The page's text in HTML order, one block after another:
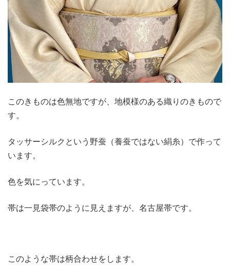
このきものは色無地ですが、地模様のある織りのきもので
す。
タッサーシルクという野蚕（養蚕ではない絹糸）で作って
います。
色を気にっています。
帯は一見袋帯のように見えますが、名古屋帯です。
このような帯は柄合わせをします。